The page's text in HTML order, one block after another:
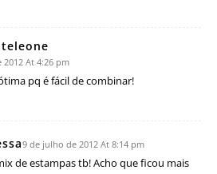
At 4:26 pm
pq é fácil de combinar!
9 de julho de 2012 At 8:14 pm
de estampas tb! Acho que ficou mais